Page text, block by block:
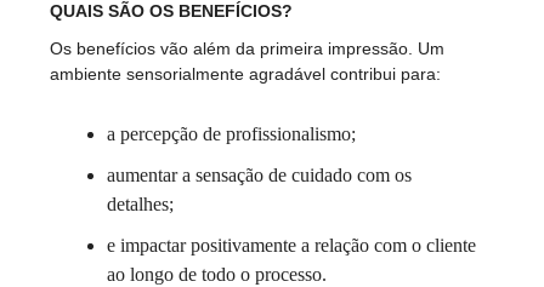
QUAIS SÃO OS BENEFÍCIOS?
Os benefícios vão além da primeira impressão. Um
ambiente sensorialmente agradável contribui para:
a percepção de profissionalismo;
aumentar a sensação de cuidado com os
detalhes;
e impactar positivamente a relação com o cliente
ao longo de todo o processo.